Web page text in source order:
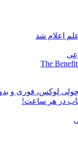
اعلام شد
The
تحولی لوکس، فوری و